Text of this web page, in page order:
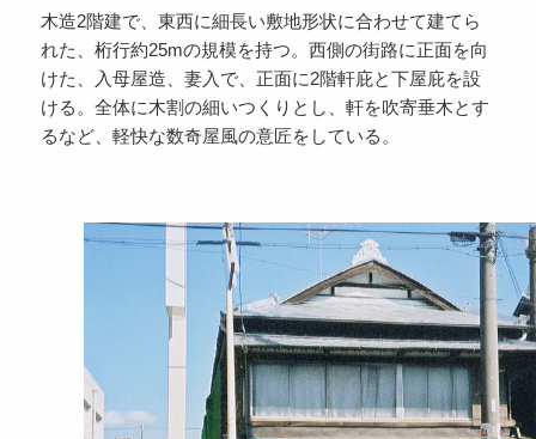
木造2階建で、東西に細長い敷地形状に合わせて建てら
れた、桁行約25mの規模を持つ。西側の街路に正面を向
けた、入母屋造、妻入で、正面に2階軒庇と下屋庇を設
ける。全体に木割の細いつくりとし、軒を吹寄垂木とす
るなど、軽快な数奇屋風の意匠をしている。